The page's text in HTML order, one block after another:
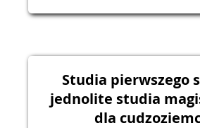
Studia pierwszego
jednolite studia
dla